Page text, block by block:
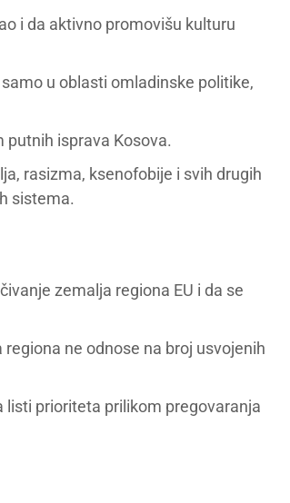
i da aktivno promovišu kulturu
u oblasti omladinske politike,
putnih isprava Kosova.
rasizma, ksenofobije i svih drugih
sistema.
zemalja regiona EU i da se
ne odnose na broj usvojenih
listi prioriteta prilikom pregovaranja